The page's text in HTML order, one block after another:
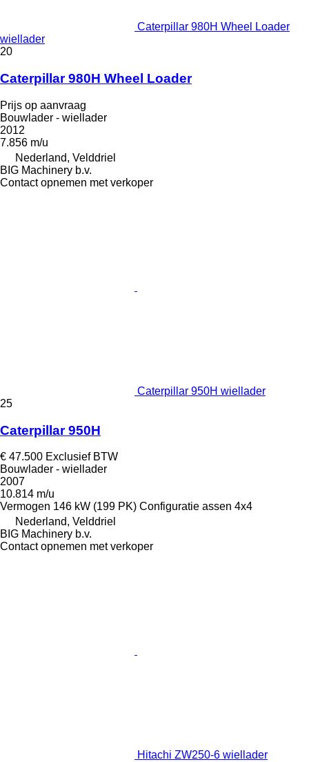
Caterpillar 980H Wheel Loader
wiellader
20
Caterpillar 980H Wheel Loader
Prijs op aanvraag
Bouwlader - wiellader
2012
7.856 m/u
Nederland, Velddriel
BIG Machinery b.v.
Contact opnemen met verkoper
Caterpillar 950H wiellader
25
Caterpillar 950H
€ 47.500 Exclusief BTW
Bouwlader - wiellader
2007
10.814 m/u
Vermogen 146 kW (199 PK) Configuratie assen 4x4
Nederland, Velddriel
BIG Machinery b.v.
Contact opnemen met verkoper
Hitachi ZW250-6 wiellader